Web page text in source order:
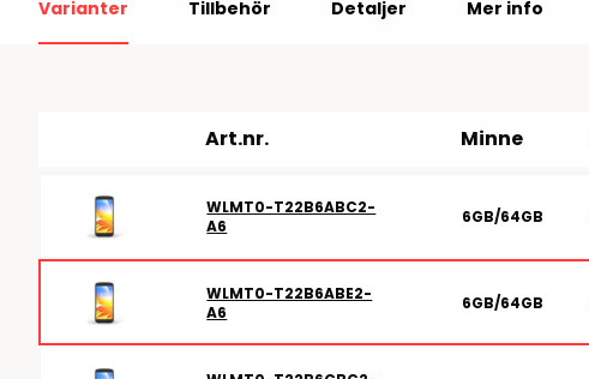
RFID antenner
Varianter Tillbehör Detaljer Mer info
Art.nr. Minne
WLMT0-T22B6ABC2-
A6
6GB/64GB
WLMT0-T22B6ABE2-
A6
6GB/64GB